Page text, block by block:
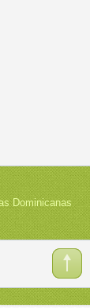
Dominicanas